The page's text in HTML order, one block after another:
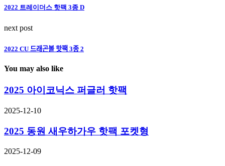
2022 트레이더스 핫팩 3종 D
next post
2022 CU 드래곤볼 핫팩 3종 2
You may also like
2025 아이코닉스 퍼글러 핫팩
2025-12-10
2025 동원 새우하가우 핫팩 포켓형
2025-12-09